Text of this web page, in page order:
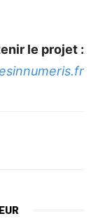
le projet :